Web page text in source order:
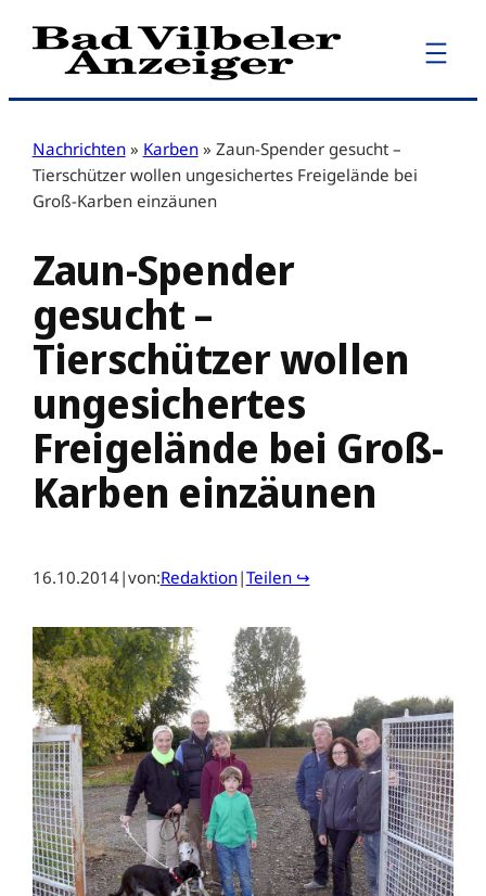
Zum
Inhalt
Nachrichten » Karben » Zaun-Spender gesucht –
Tierschützer wollen ungesichertes Freigelände bei
Groß-Karben einzäunen
Zaun-Spender
gesucht –
Tierschützer wollen
ungesichertes
Freigelände bei Groß-
Karben einzäunen
16.10.2014|von:Redaktion|Teilen ↪